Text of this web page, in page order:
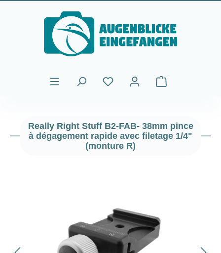
Passer au contenu principal
Le panier
Really Right Stuff B2-FAB- 38mm pince
à dégagement rapide avec filetage 1/4"
(monture R)